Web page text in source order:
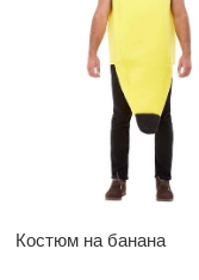
Костюм на банана